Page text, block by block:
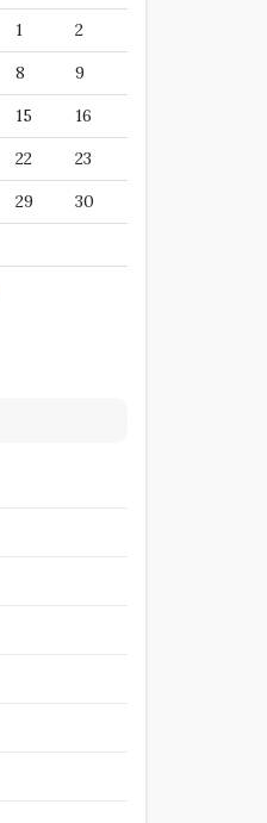
1
2
8
9
15
16
22
23
29
30